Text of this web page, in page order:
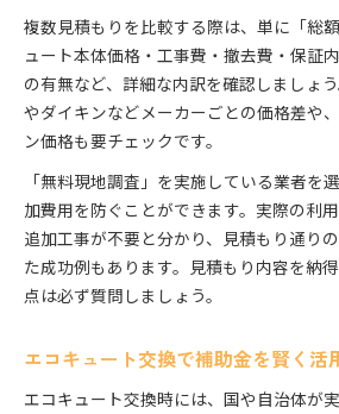
エコキュート交換後の定期メ
エコキュート交換で保証内容
エコキュート交換後のトラブ
エコキュート交換で安心でき
法
複数見積もりを比較する際は、単に「総
ュート本体価格・工事費・撤去費・保証
の有無など、詳細な内訳を確認しましょ
やダイキンなどメーカーごとの価格差や
ン価格も要チェックです。
「無料現地調査」を実施している業者を
加費用を防ぐことができます。実際の利
追加工事が不要と分かり、見積もり通り
た成功例もあります。見積もり内容を納
点は必ず質問しましょう。
エコキュート交換で補助金を賢く活
エコキュート交換時には、国や自治体が